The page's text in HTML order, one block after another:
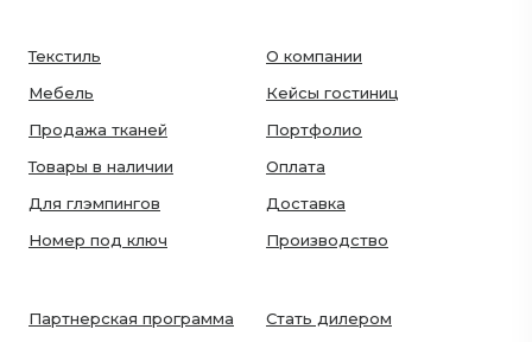
Текстиль
Мебель
Продажа тканей
Товары в наличии
Для глэмпингов
Номер под ключ
О компании
Кейсы гостиниц
Портфолио
Оплата
Доставка
Производство
Партнерская программа Стать дилером